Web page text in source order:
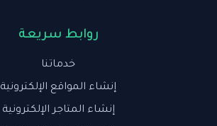
روابط سريعة
خدماتنا
إنشاء المواقع الإلكترونية
إنشاء المتاجر الإلكترونية